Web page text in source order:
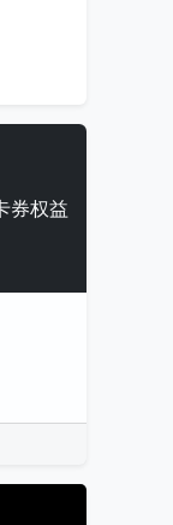
券权益